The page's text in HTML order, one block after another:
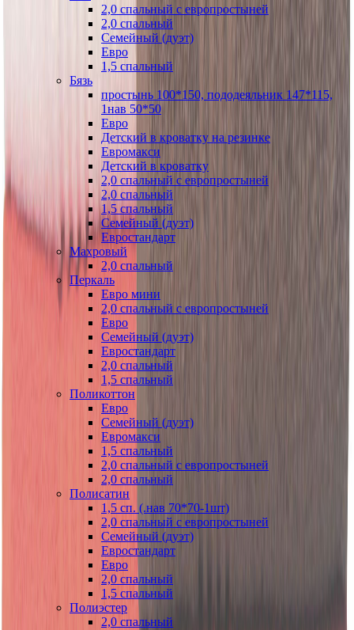
2,0 спальный с европростыней
2,0 спальный
Семейный (дуэт)
Евро
1,5 спальный
Бязь
простынь 100*150, пододеяльник 147*115,
1нав 50*50
Евро
Детский в кроватку на резинке
Евромакси
Детский в кроватку
2,0 спальный с европростыней
2,0 спальный
1,5 спальный
Семейный (дуэт)
Евростандарт
Махровый
2,0 спальный
Перкаль
Евро мини
2,0 спальный с европростыней
Евро
Семейный (дуэт)
Евростандарт
2,0 спальный
1,5 спальный
Поликоттон
Евро
Семейный (дуэт)
Евромакси
1,5 спальный
2,0 спальный с европростыней
2,0 спальный
Полисатин
1,5 сп. (.нав 70*70-1шт)
2,0 спальный с европростыней
Семейный (дуэт)
Евростандарт
Евро
2,0 спальный
1,5 спальный
Полиэстер
2,0 спальный